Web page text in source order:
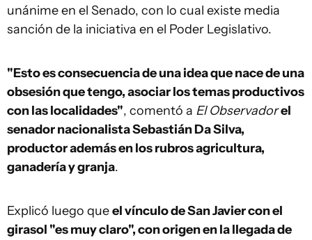
unánime en el Senado, con lo cual existe media
sanción de la iniciativa en el Poder Legislativo.
"Esto es consecuencia de una idea que nace de una
obsesión que tengo, asociar los temas productivos
con las localidades", comentó a El Observadorel
senador nacionalista Sebastián Da Silva,
productor además en los rubros agricultura,
ganadería y granja.
Explicó luego queel vínculo de San Javier con el
girasol "es muy claro", con origen en la llegada de